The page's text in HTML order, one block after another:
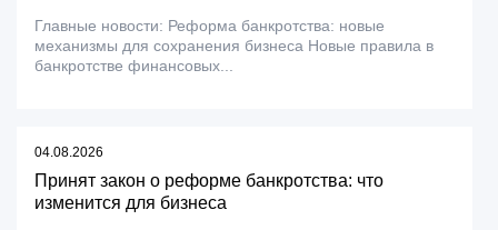
Главные новости: Реформа банкротства: новые
механизмы для сохранения бизнеса Новые правила в
банкротстве финансовых...
04.08.2026
Принят закон о реформе банкротства: что
изменится для бизнеса